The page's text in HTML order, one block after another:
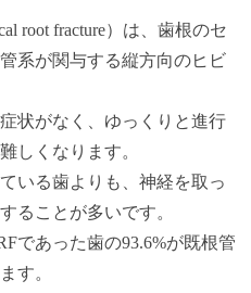
root fracture）は、歯根のセ
系が関与する縦方向のヒビ
状がなく、ゆっくりと進行
しくなります。
いる歯よりも、神経を取っ
ることが多いです。
であった歯の93.6%が既根管
す。